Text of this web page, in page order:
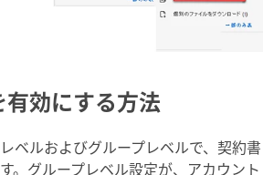
効にする方法
ベルおよびグループレベルで、契約書
。グループレベル設定が、アカウント